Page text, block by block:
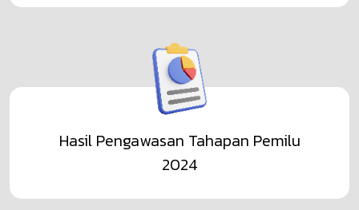
Pengawasan Pleno Hasil Rekapitulasi PDPB
Triwulan 1 tahun 2026
Hasil Pengawasan Tahapan Pemilu
2024